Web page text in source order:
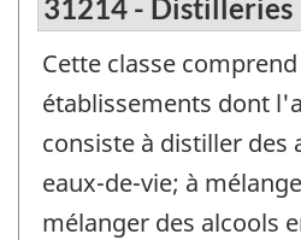
31214 - Distilleries
Cette classe
établissements dont
consiste à distiller des
eaux-de-vie; à
mélanger des alcools